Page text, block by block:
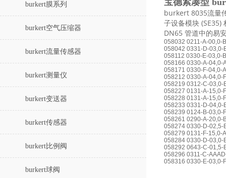
burkert膜系列
burkert空气压缩器
burkert流量传感器
burkert测量仪
burkert变送器
burkert传感器
burkert比例阀
burkert球阀
宝德紧凑型
burkert 8035流量
子设备模块
DN65 管道中的易
058032 0211-A-
058042 0331-D-
058112 0330-E-
058166 0330-A-04,0-
058171 0330-F-04,0-
058212 0330-A-04,0-
058219 0312-C-03,0-
058227 0131-A-15,0-
058228 0131-A-15,0-
058233 0331-D-04,0-
058239 0124-B-03,0-
058261 0290-A-20,0-
058274 0330-D-02,5-
058279 0131-F-15,0-
058284 0330-D-03,0-
058292 0643-C-
058296 0311-C-
058316 0330-E-03,0-